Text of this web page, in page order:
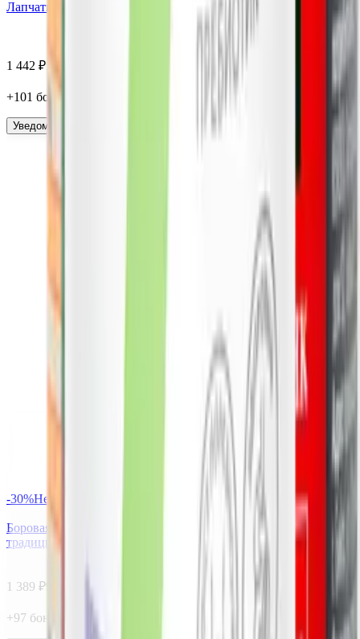
Лапчатка белая, капсулы, 60 шт. Алтайские традиции
1 442 ₽
+101 бонус
Уведомить
-30%Нет в наличии
Боровая матка и красная щетка, капсулы, 60 шт. Алтайские
традиции
1 389 ₽
+97 бонус